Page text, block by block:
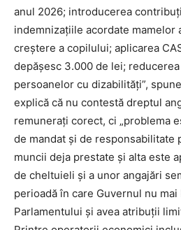
anul 2026; introducerea
indemnizaţiile acordate mamelor
creştere a copilului; aplicarea
depăşesc 3.000 de lei;
persoanelor cu dizabilităţi”,
explică că nu contestă dreptul
remuneraţi corect, ci „problema
de mandat şi de responsabilitate
muncii deja prestate şi alta este
de cheltuieli şi a unor angajări
perioadă în care Guvernul nu
Parlamentului şi avea atribuţii